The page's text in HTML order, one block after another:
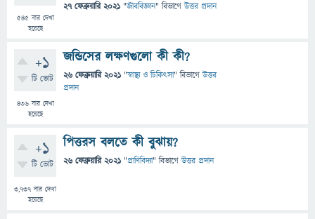
545বার দেখা
হয়েছে
27 ফেব্রুয়ারি 2021 "জীববিজ্ঞান" বিভাগে উত্তর প্রদান
+1
টি ভোট
436বার দেখা
হয়েছে
জন্ডিসের লক্ষণগুলো কী কী?
26 ফেব্রুয়ারি 2021 "স্বাস্থ্য ও চিকিৎসা" বিভাগে উত্তর
প্রদান
+1
টি ভোট
3,737 বার দেখা
হয়েছে
পিত্তরস বলতে কী বুঝায়?
26 ফেব্রুয়ারি 2021 "প্রাণিবিদ্যা" বিভাগে উত্তর প্রদান